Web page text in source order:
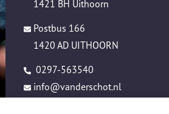
1421 BH Uithoorn
Postbus 166
1420 AD UITHOORN
0297-563540
info@vanderschot.nl